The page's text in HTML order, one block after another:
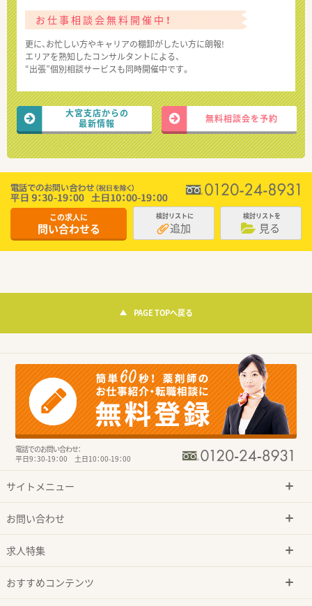
お仕事相談会無料開催中！
更に、お忙しい方やキャリアの棚卸がしたい方に朗報!
エリアを熟知したコンサルタントによる、
“出張”個別相談サービスも同時開催中です。
大宮支店からの
最新情報
無料相談会を予約
この求人に
問い合わせる
検討リストに
追加
検討リストを
見る
PAGE TOPへ戻る
電話でのお問い合わせ：
平日9：30-19：00 土日10：00-19：00
サイトメニュー
お問い合わせ
求人特集
おすすめコンテンツ